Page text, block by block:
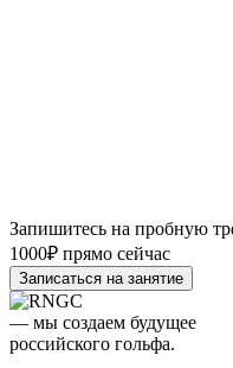
Запишитесь на пробную
1000₽ прямо сейчас
Записаться на занятие
— мы создаем будущее
российского гольфа.